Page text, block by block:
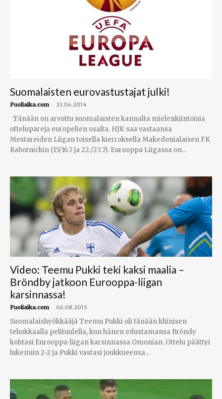
Suomalaisten eurovastustajat julki!
Puoliaika.com - 23.06.2014
Tänään on arvottu suomalaisten kannalta mielenkiintoisia
ottelupareja europelien osalta. HJK saa vastaansa
Mestareiden Liigan toisella kierroksella Makedonialaisen FK
Rabotnickin (15/16.7 ja 22./23.7). Eurooppa Liigassa on...
Video: Teemu Pukki teki kaksi maalia –
Bröndby jatkoon Eurooppa-liigan
karsinnassa!
Puoliaika.com - 06.08.2015
Suomalaishyökkääjä Teemu Pukki oli tänään kliinisen
tehokkaalla pelituulella, kun hänen edustamansa Bröndy
kohtasi Eurooppa-liigan karsinnassa Omonian. Ottelu päättyi
lukemiin 2-2 ja Pukki vastasi joukkueensa...